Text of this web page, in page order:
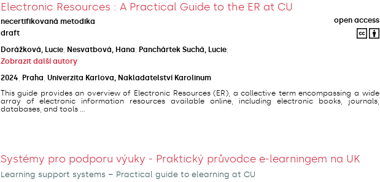
Electronic Resources : A Practical Guide to the ER at CU
necertifikovaná metodika
open access
draft
Dorážková, Lucie; Nesvatbová, Hana; Panchártek Suchá, Lucie;
Zobrazit další autory
2024
Praha Univerzita Karlova, Nakladatelství Karolinum
This guide provides an overview of Electronic Resources (ER), a collective term encompassing a wide
array of electronic information resources available online, including electronic books, journals,
databases, and tools ...
Systémy pro podporu výuky - Praktický průvodce e-learningem na UK
Learning support systems – Practical guide to elearning at CU